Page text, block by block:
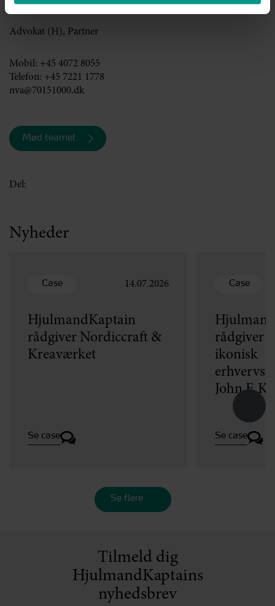
Niels Vase
Advokat (H), Partner
Mobil: +45 4072 8055
Telefon: +45 7221 1778
nva@70151000.dk
Mød teamet
Del:
Nyheder
Case 14.07.2026
HjulmandKaptain
rådgiver Nordiccraft &
Kreaværket
Se case
Case
rådgiver
ikonisk
John F.
Se case
Se flere
Tilmeld dig
HjulmandKaptains
nyhedsbrev